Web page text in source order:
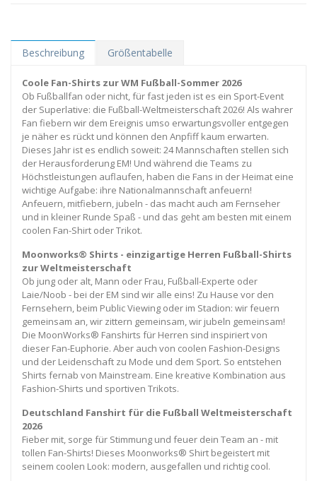
Beschreibung Größentabelle
Coole Fan-Shirts zur WM Fußball-Sommer 2026
Ob Fußballfan oder nicht, für fast jeden ist es ein Sport-Event
der Superlative: die Fußball-Weltmeisterschaft 2026! Als wahrer
Fan fiebern wir dem Ereignis umso erwartungsvoller entgegen
je näher es rückt und können den Anpfiff kaum erwarten.
Dieses Jahr ist es endlich soweit: 24 Mannschaften stellen sich
der Herausforderung EM! Und während die Teams zu
Höchstleistungen auflaufen, haben die Fans in der Heimat eine
wichtige Aufgabe: ihre Nationalmannschaft anfeuern!
Anfeuern, mitfiebern, jubeln - das macht auch am Fernseher
und in kleiner Runde Spaß - und das geht am besten mit einem
coolen Fan-Shirt oder Trikot.
Moonworks® Shirts - einzigartige Herren Fußball-Shirts
zur Weltmeisterschaft
Ob jung oder alt, Mann oder Frau, Fußball-Experte oder
Laie/Noob - bei der EM sind wir alle eins! Zu Hause vor den
Fernsehern, beim Public Viewing oder im Stadion: wir feuern
gemeinsam an, wir zittern gemeinsam, wir jubeln gemeinsam!
Die MoonWorks® Fanshirts für Herren sind inspiriert von
dieser Fan-Euphorie. Aber auch von coolen Fashion-Designs
und der Leidenschaft zu Mode und dem Sport. So entstehen
Shirts fernab von Mainstream. Eine kreative Kombination aus
Fashion-Shirts und sportiven Trikots.
Deutschland Fanshirt für die Fußball Weltmeisterschaft
2026
Fieber mit, sorge für Stimmung und feuer dein Team an - mit
tollen Fan-Shirts! Dieses Moonworks® Shirt begeistert mit
seinem coolen Look: modern, ausgefallen und richtig cool.